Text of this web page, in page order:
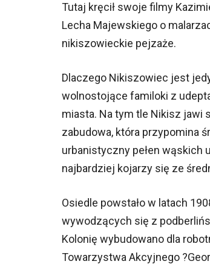
Tutaj kręcił swoje filmy
Lecha Majewskiego o
nikiszowieckie pejzaże.
Dlaczego Nikiszowiec jest
wolnostojące familoki z
miasta. Na tym tle Nikisz jawi
zabudowa, która przypomina
urbanistyczny pełen wąskich
najbardziej kojarzy się ze
Osiedle powstało w latach
wywodzących się z
Kolonię wybudowano dla
Towarzystwa Akcyjnego